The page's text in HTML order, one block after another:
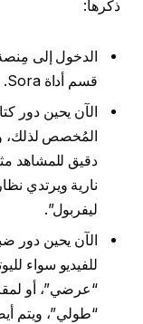
ذكرها:
الدخول إلى
قسم أداة Sora.
المُخصص لذلك،
دقيق للمشاهد
نارية ويرتدي
ليفربول”.
الآن يحين دور
للفيديو سواء
“عرضي”، أو
“طولي”، ويتم